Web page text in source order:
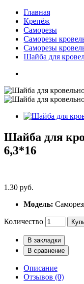
Главная
Крепёж
Саморезы
Саморезы
Саморезы
Шайба для
Шайба для
6,3*16
1.30 руб.
Модель:
Количество
В закладки
В сравнение
Описание
Отзывов (0)